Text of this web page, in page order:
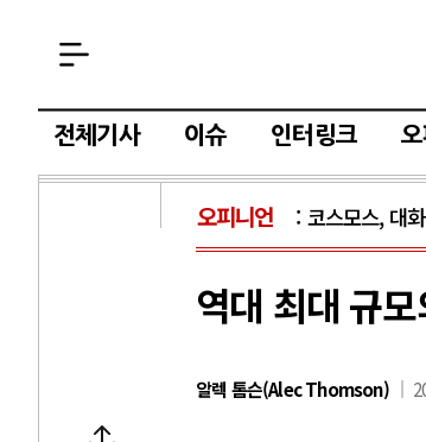
전체기사 이슈 인터링크
오피니언 코스모스, 대화
역대 최대 규
알렉 톰슨(Alec Thomson)